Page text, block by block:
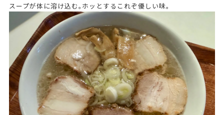
スープが体に溶け込む｡ホッとするこれぞ優しい味｡